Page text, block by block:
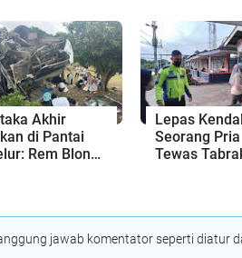
Di-
Sensual
Akhir
di Pantai
Rem Blong
Lepas
Seorang Pria
Tewas
jawab komentator seperti diatur